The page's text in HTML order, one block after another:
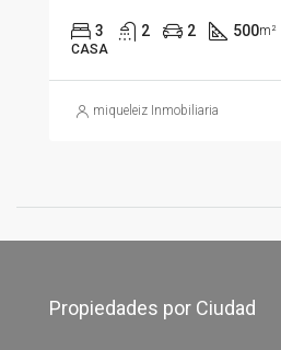
3 2 2 500m²
CASA
miqueleiz Inmobiliaria
Propiedades por Ciudad